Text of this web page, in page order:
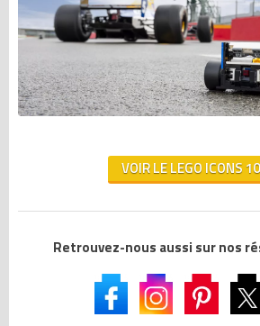
VOIR LE LEGO ICONS
Retrouvez-nous aussi sur nos